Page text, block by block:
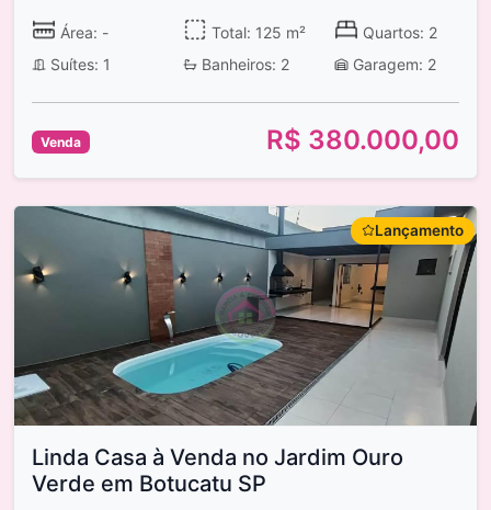
Área: - Total: 125 m²
Quartos: 2
Suítes: 1
Banheiros: 2 Garagem: 2
Venda R$ 380.000,00
Lançamento
Linda Casa à Venda no Jardim Ouro
Verde em Botucatu SP